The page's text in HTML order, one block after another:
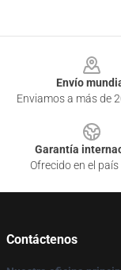
Envío
Enviamos a más de
Garantía
Ofrecido en el
Contáctenos